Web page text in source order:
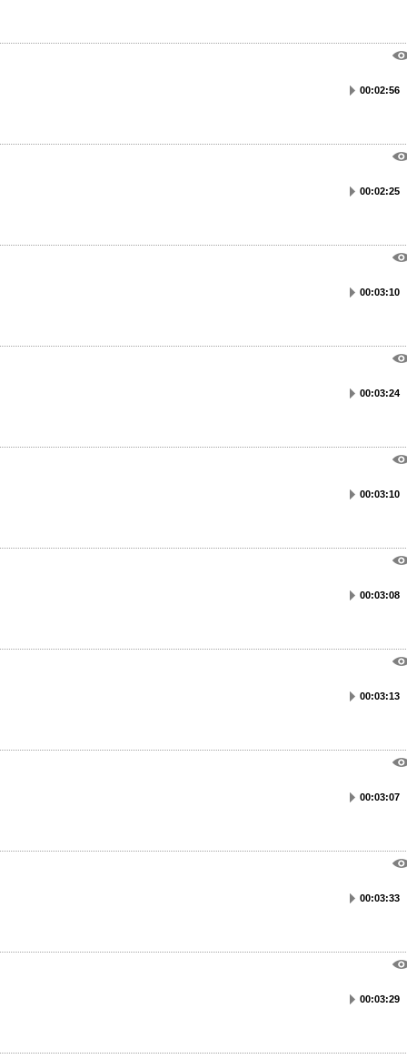
00:02:56
00:02:25
00:03:10
00:03:24
00:03:10
00:03:08
00:03:13
00:03:07
00:03:33
00:03:29